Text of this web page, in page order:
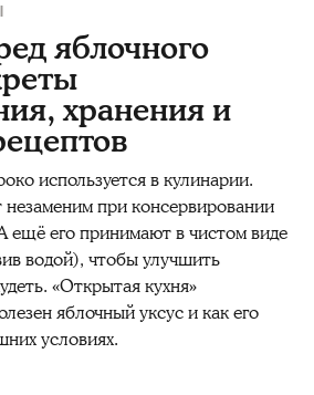
яблочного
хранения и
используется в кулинарии.
при консервировании
его принимают в чистом виде
водой), чтобы улучшить
«Открытая кухня»
яблочный уксус и как его
условиях.